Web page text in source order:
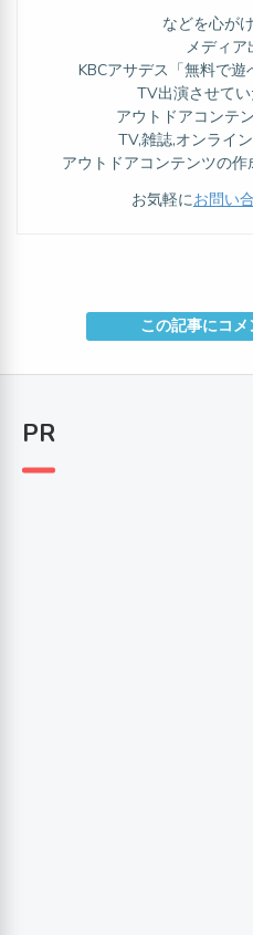
などを心が
メディア
KBCアサデス「無料で
TV出演させてい
アウトドアコンテ
TV,雑誌,オンライ
アウトドアコンテンツの作
お気軽にお問い
この記事にコ
PR